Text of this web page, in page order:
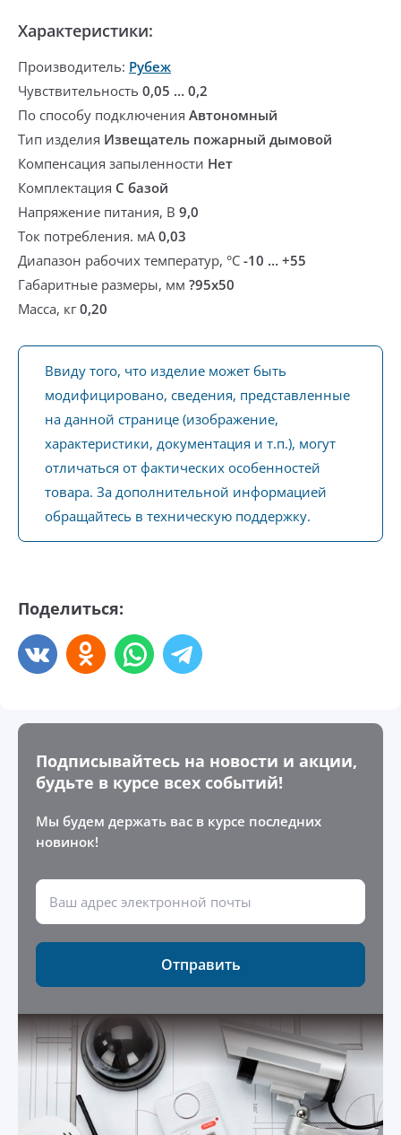
Характеристики:
Производитель: Рубеж
Чувствительность 0,05 … 0,2
По способу подключения Автономный
Тип изделия Извещатель пожарный дымовой
Компенсация запыленности Нет
Комплектация С базой
Напряжение питания, В 9,0
Ток потребления. мА0,03
Диапазон рабочих температур, °С -10 … +55
Габаритные размеры, мм ?95х50
Масса, кг0,20
Ввиду того, что изделие может быть
модифицировано, сведения, представленные
на данной странице (изображение,
характеристики, документация и т.п.), могут
отличаться от фактических особенностей
товара. За дополнительной информацией
обращайтесь в техническую поддержку.
Поделиться:
Подписывайтесь на новости и акции,
будьте в курсе всех событий!
Мы будем держать вас в курсе последних
новинок!
Отправить